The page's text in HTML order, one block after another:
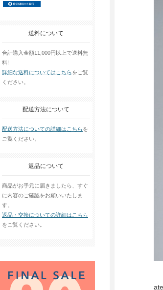
送料について
合計購入金額11,000円以上で送料無
料!
詳細な送料についてはこちらをご覧
ください。
配送方法について
配送方法についての詳細はこちらを
ご覧ください。
返品について
商品がお手元に届きましたら、すぐ
に内容のご確認をお願いいたしま
す。
返品・交換についての詳細はこちら
をご覧ください。